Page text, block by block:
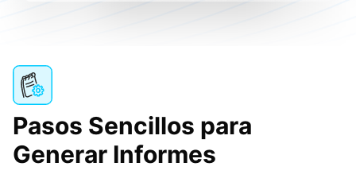
Pasos Sencillos para
Generar Informes